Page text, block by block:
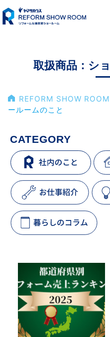
取扱商品：シ
REFORM SHOW ROOM
ールームのこと
CATEGORY